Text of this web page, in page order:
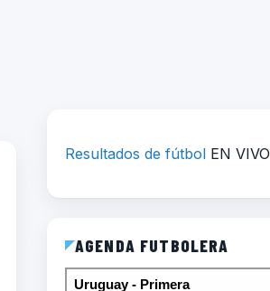
Resultados de fútbol EN VIVO
AGENDA FUTBOLERA